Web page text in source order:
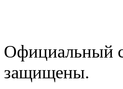
Официальный
защищены.